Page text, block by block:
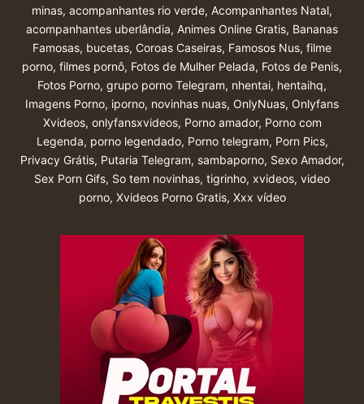
minas, acompanhantes rio verde, Acompanhantes Natal,
acompanhantes uberlândia, Animes Online Gratis, Bananas
Famosas, bucetas, Coroas Caseiras, Famosos Nus, filme
porno, filmes pornô, Fotos de Mulher Pelada, Fotos de Penis,
Fotos Porno, grupo porno Telegram, nhentai, hentaihq,
Imagens Porno, iporno, novinhas nuas, OnlyNuas, Onlyfans
Xvideos, onlyfansxvideos, Porno amador, Porno com
Legenda, porno legendado, Porno telegram, Porn Pics,
Privacy Grátis, Putaria Telegram, sambaporno, Sexo Amador,
Sex Porn Gifs, So tem novinhas, tigrinho, xvideos, video
porno, Xvideos Porno Gratis, Xxx vídeo